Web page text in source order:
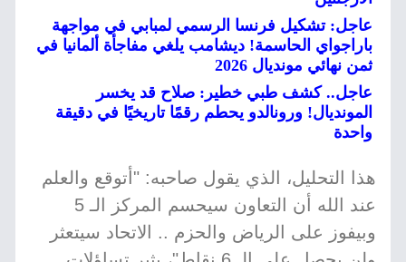
عاجل: تشكيل فرنسا الرسمي لمبابي في مواجهة
باراجواي الحاسمة! ديشامب يلغي مفاجأة ألمانيا في
ثمن نهائي مونديال 2026
عاجل.. كشف طبي خطير: صلاح قد يخسر
المونديال! ورونالدو يحطم رقمًا تاريخيًا في دقيقة
واحدة
هذا التحليل، الذي يقول صاحبه: "أتوقع والعلم
عند الله أن التعاون سيحسم المركز الـ 5
وبيفوز على الرياض والحزم .. الاتحاد سيتعثر